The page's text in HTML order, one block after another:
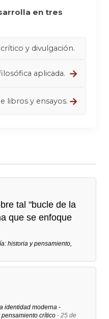
en tres
y divulgación.
aplicada. →
libros y ensayos. →
tal "bucle de la
que se enfoque
historia y pensamiento,
identidad moderna -
crítico - 25 de